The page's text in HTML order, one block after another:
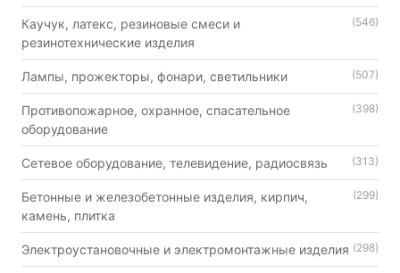
Каучук, латекс, резиновые смеси и
резинотехнические изделия
(546)
Лампы, прожекторы, фонари, светильники (507)
Противопожарное, охранное, спасательное
оборудование
(398)
Сетевое оборудование, телевидение, радиосвязь (313)
Бетонные и железобетонные изделия, кирпич,
камень, плитка
(299)
Электроустановочные и электромонтажные изделия (298)